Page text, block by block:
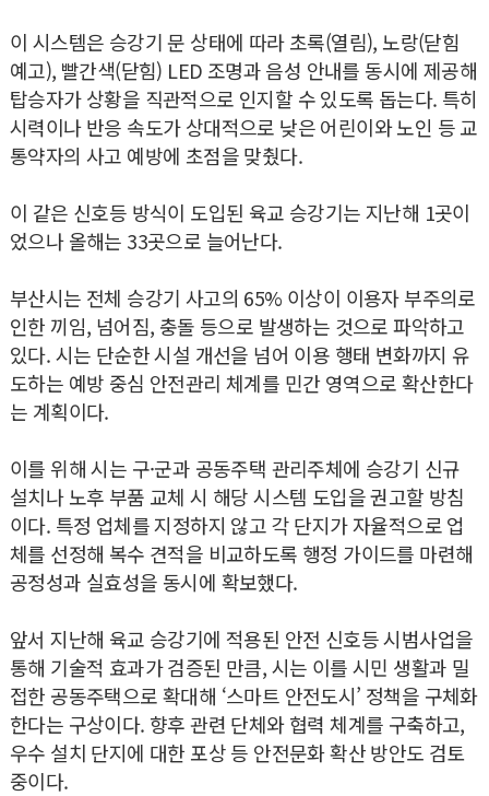
이 시스템은 승강기 문 상태에 따라 초록(열림), 노랑(닫힘
예고), 빨간색(닫힘) LED 조명과 음성 안내를 동시에 제공해
탑승자가 상황을 직관적으로 인지할 수 있도록 돕는다. 특히
시력이나 반응 속도가 상대적으로 낮은 어린이와 노인 등 교
통약자의 사고 예방에 초점을 맞췄다.
이 같은 신호등 방식이 도입된 육교 승강기는 지난해 1곳이
었으나 올해는 33곳으로 늘어난다.
부산시는 전체 승강기 사고의 65% 이상이 이용자 부주의로
인한 끼임, 넘어짐, 충돌 등으로 발생하는 것으로 파악하고
있다. 시는 단순한 시설 개선을 넘어 이용 행태 변화까지 유
도하는 예방 중심 안전관리 체계를 민간 영역으로 확산한다
는 계획이다.
이를 위해 시는 구·군과 공동주택 관리주체에 승강기 신규
설치나 노후 부품 교체 시 해당 시스템 도입을 권고할 방침
이다. 특정 업체를 지정하지 않고 각 단지가 자율적으로 업
체를 선정해 복수 견적을 비교하도록 행정 가이드를 마련해
공정성과 실효성을 동시에 확보했다.
앞서 지난해 육교 승강기에 적용된 안전 신호등 시범사업을
통해 기술적 효과가 검증된 만큼, 시는 이를 시민 생활과 밀
접한 공동주택으로 확대해 ‘스마트 안전도시’ 정책을 구체화
한다는 구상이다. 향후 관련 단체와 협력 체계를 구축하고,
우수 설치 단지에 대한 포상 등 안전문화 확산 방안도 검토
중이다.